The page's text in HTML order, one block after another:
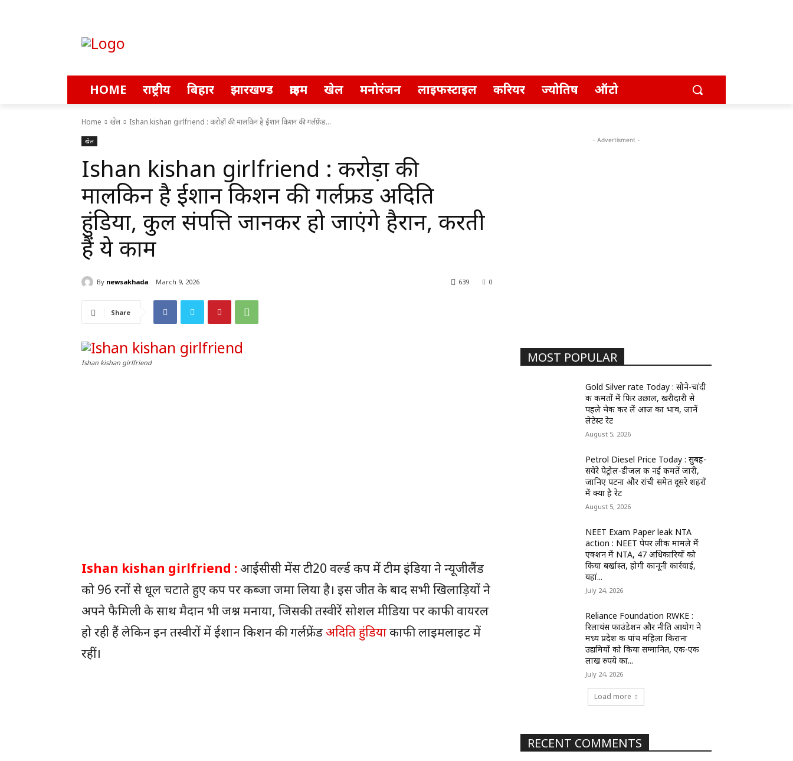
HOME राष्ट्रीय बिहार झारखण्ड क्राइम खेल मनोरंजन लाइफस्टाइल करियर ज्योतिष ऑटो
Home खेल Ishan kishan girlfriend : करोड़ों की मालकिन है ईशान किशन की गर्लफ्रेंड...
खेल
Ishan kishan girlfriend : करोड़ों की
मालकिन है ईशान किशन की गर्लफ्रेंड अदिति
हुंडिया, कुल संपत्ति जानकर हो जाएंगे हैरान, करती
हैं ये काम
By newsakhada March 9, 2026 0
639
Share
Ishan kishan girlfriend
Ishan kishan girlfriend : आईसीसी मेंस टी20 वर्ल्ड कप में टीम इंडिया ने न्यूजीलैंड
को 96 रनों से धूल चटाते हुए कप पर कब्जा जमा लिया है। इस जीत के बाद सभी खिलाड़ियों ने
अपने फैमिली के साथ मैदान भी जश्न मनाया, जिसकी तस्वीरें सोशल मीडिया पर काफी वायरल
हो रही हैं लेकिन इन तस्वीरों में ईशान किशन की गर्लफ्रेंड अदिति हुंडियाकाफी लाइमलाइट में
रहीं।
- Advertisment -
MOST POPULAR
Gold Silver rate Today : सोने-चांदी
की कीमतों में फिर उछाल, खरीदारी से
पहले चेक कर लें आज का भाव, जानें
लेटेस्ट रेट
August 5, 2026
Petrol Diesel Price Today : सुबह-
सवेरे पेट्रोल-डीजल की नई कीमतें जारी,
जानिए पटना और रांची समेत दूसरे शहरों
में क्या है रेट
August 5, 2026
NEET Exam Paper leak NTA
action : NEET पेपर लीक मामले में
एक्शन में NTA, 47 अधिकारियों को
किया बर्खास्त, होगी कानूनी कार्रवाई,
यहां...
July 24, 2026
Reliance Foundation RWKE :
रिलायंस फाउंडेशन और नीति आयोग ने
मध्य प्रदेश की पांच महिला किराना
उद्यमियों को किया सम्मानित, एक-एक
लाख रुपये का...
July 24, 2026
Load more
RECENT COMMENTS